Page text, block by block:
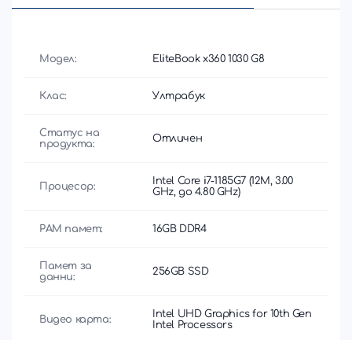
Модел: EliteBook x360 1030 G8
Клас: Ултрабук
Статус на
продукта:
Отличен
Процесор:
Intel Core i7-1185G7 (12M, 3.00
GHz, до 4.80 GHz)
РАМ памет: 16GB DDR4
Памет за
данни:
256GB SSD
Видео карта:
Intel UHD Graphics for 10th Gen
Intel Processors